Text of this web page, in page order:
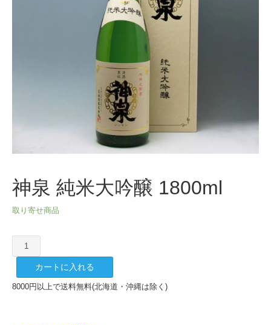
神泉 純米大吟醸 1800ml
取り寄せ商品
泉
米
カートに入れる
8000円以上で送料無料(北海道・沖縄は除く)